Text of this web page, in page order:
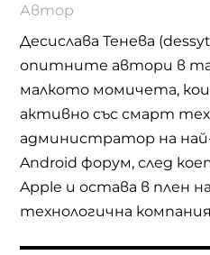
Автор
Десислава Тенева
опитните автори в
малкото момичета,
активно със смарт
администратор на
Android форум, след
Apple и остава в плен
технологична